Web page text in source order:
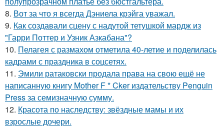
8. Вот за что я всегда Дэниела крэйга уважал.
9. Как создавали сцену с надутой тетушкой мардж из
"Гарри Поттер и Узник Азкабана"?
10. Пелагея с размахом отметила 40-летие и поделилась
кадрами с праздника в соцсетях.
11. Эмили ратаковски продала права на свою ещё не
написанную книгу Mother F * Cker издательству Penguin
Press за семизначную сумму.
12. Красота по наследству: звёздные мамы и их
взрослые дочери.